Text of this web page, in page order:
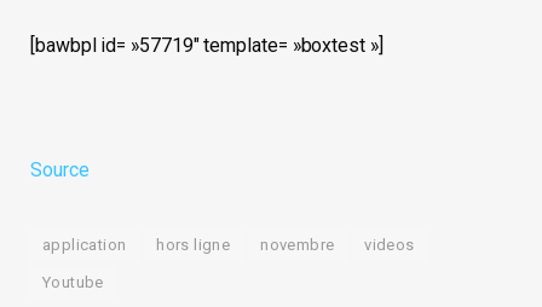
[bawbpl id= »57719″ template= »boxtest »]
Source
application hors ligne novembre videos
Youtube